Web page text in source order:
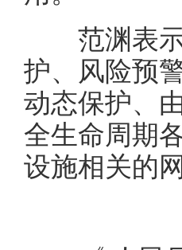
范渊表示
护、风险预
动态保护、
全生命周期
设施相关的